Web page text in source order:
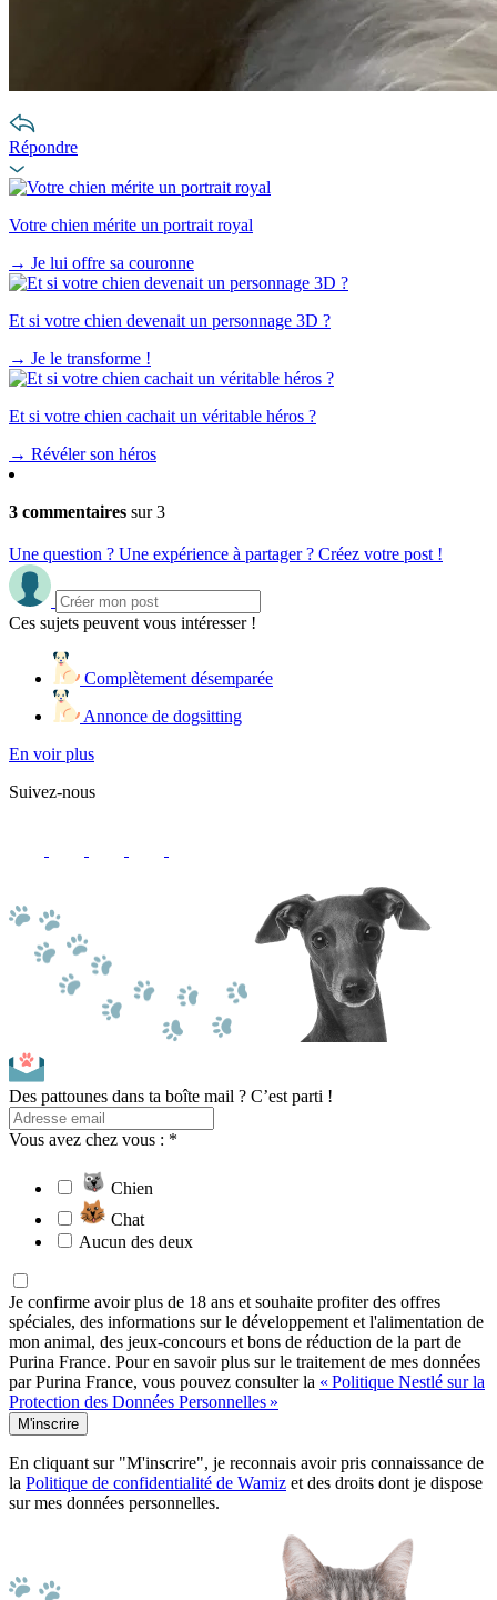
Répondre
Votre chien mérite un portrait royal
→ Je lui offre sa couronne
Et si votre chien devenait un personnage 3D ?
→ Je le transforme !
Et si votre chien cachait un véritable héros ?
→ Révéler son héros
3 commentaires sur 3
Une question ? Une expérience à partager ? Créez votre post !
Ces sujets peuvent vous intéresser !
Complètement désemparée
Annonce de dogsitting
En voir plus
Suivez-nous
Des pattounes dans ta boîte mail ? C’est parti !
Vous avez chez vous : *
Chien
Chat
Aucun des deux
Je confirme avoir plus de 18 ans et souhaite profiter des offres
spéciales, des informations sur le développement et l'alimentation de
mon animal, des jeux-concours et bons de réduction de la part de
Purina France. Pour en savoir plus sur le traitement de mes données
par Purina France, vous pouvez consulter la « Politique Nestlé sur la
Protection des Données Personnelles »
M'inscrire
En cliquant sur "M'inscrire", je reconnais avoir pris connaissance de
la Politique de confidentialité de Wamiz et des droits dont je dispose
sur mes données personnelles.